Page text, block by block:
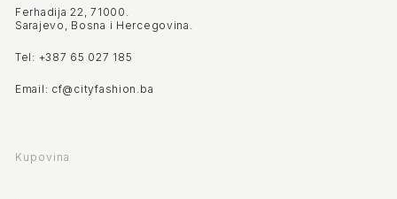
Ferhadija 22, 71000.
Sarajevo, Bosna i Hercegovina.
Tel: +387 65 027 185
Email: cf@cityfashion.ba
Kupovina